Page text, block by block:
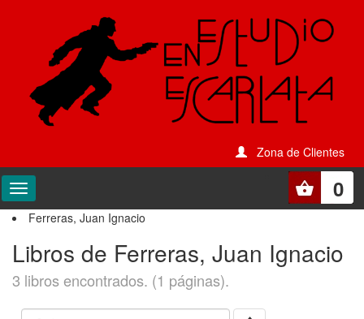
Zona de Clientes
0
Ferreras, Juan Ignacio
Libros de Ferreras, Juan Ignacio
3 libros encontrados. (1 páginas).